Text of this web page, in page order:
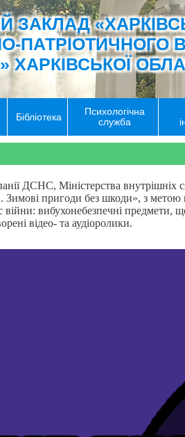
ЗАКЛАД
ПАТРІОТИЧНОГО
ХАРКІВСЬКОЇ
Бібліотека
Психологічна
служба
ДСНС, Міністерства
пригоди без шкоди», з метою
війни: вибухонебезпечні предмети,
відео- та аудіоролики.